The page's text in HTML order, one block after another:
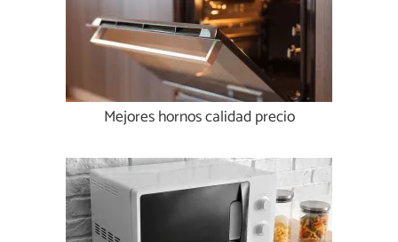
Mejores hornos calidad precio